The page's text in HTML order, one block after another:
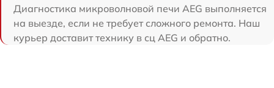
Диагностика микроволновой печи AEG выполняется
на выезде, если не требует сложного ремонта. Наш
курьер доставит технику в сц AEG и обратно.